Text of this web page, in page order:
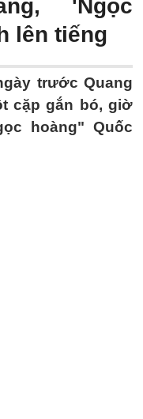
'Ngọc
lên tiếng
trước Quang
cặp gắn bó, giờ
hoàng" Quốc